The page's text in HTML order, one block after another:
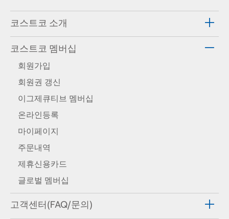
코스트코 소개
코스트코 멤버십
회원가입
회원권 갱신
이그제큐티브 멤버십
온라인등록
마이페이지
주문내역
제휴신용카드
글로벌 멤버십
고객센터(FAQ/문의)